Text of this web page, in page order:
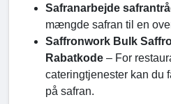
Safranarbejde
mængde safran til en
Saffronwork Bulk
Rabatkode – For
cateringtjenester kan du
på safran.